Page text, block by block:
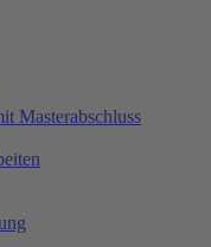
Masterabschluss